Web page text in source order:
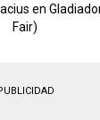
en
Fair)